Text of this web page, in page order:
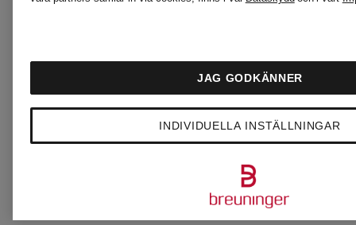
WOUF
INDIVIDUELLA INSTÄLLNINGAR
JAG GODKÄNNER